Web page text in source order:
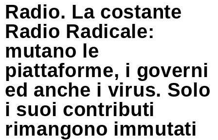
Radio. La costante
Radio Radicale:
mutano le
piattaforme, i governi
ed anche i virus. Solo
i suoi contributi
rimangono immutati